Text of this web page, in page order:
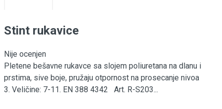
Stint rukavice
Nije ocenjen
Pletene bešavne rukavce sa slojem poliuretana na dlanu i
prstima, sive boje, pružaju otpornost na prosecanje nivoa
3. Veličine: 7-11. EN 388 4342 Art. R-S203...